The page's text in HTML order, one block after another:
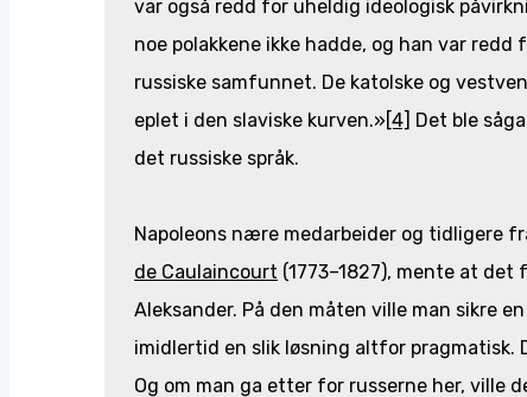
var også redd for uheldig ideologisk
noe polakkene ikke hadde, og han var
russiske samfunnet. De katolske og
eplet i den slaviske kurven.» [4]
Det ble
det russiske språk.
Napoleons nære medarbeider og tidligere
de Caulaincourt (1773–1827), mente at
Aleksander. På den måten ville man sikre
imidlertid en slik løsning altfor pragmatisk.
Og om man ga etter for russerne her, ville